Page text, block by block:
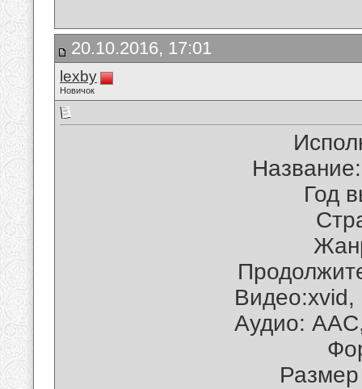
20.10.2016, 17:01
lexby
Новичок
Год
Видео:xvid,
Аудио: